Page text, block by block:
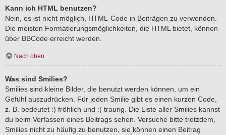
Kann ich HTML benutzen?
Nein, es ist nicht möglich, HTML-Code in Beiträgen zu verwenden.
Die meisten Formatierungsmöglichkeiten, die HTML bietet, können
über BBCode erreicht werden.
Nach oben
Was sind Smilies?
Smilies sind kleine Bilder, die benutzt werden können, um ein
Gefühl auszudrücken. Für jeden Smilie gibt es einen kurzen Code,
z. B. bedeutet :) fröhlich und :( traurig. Die Liste aller Smilies kannst
du beim Verfassen eines Beitrags sehen. Versuche bitte trotzdem,
Smilies nicht zu häufig zu benutzen, sie können einen Beitrag